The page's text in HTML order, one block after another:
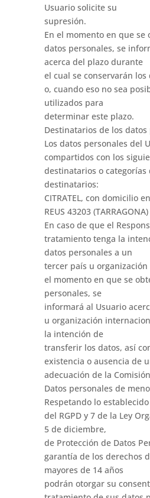
Usuario solicite su
supresión.
En el momento en que se
datos personales, se
acerca del plazo durante
el cual se conservarán los
o, cuando eso no sea
utilizados para
determinar este plazo.
Destinatarios de los datos
Los datos personales del
compartidos con los
destinatarios o categorías
destinatarios:
CITRATEL, con domicilio
REUS 43203 (TARRAGONA)
En caso de que el
tratamiento tenga la
datos personales a un
tercer país u
el momento en que se
personales, se
informará al Usuario
u organización
la intención de
transferir los datos, así
existencia o ausencia de
adecuación de la
Datos personales de
Respetando lo
del RGPD y 7 de la Ley
5 de diciembre,
de Protección de Datos
garantía de los derechos
mayores de 14 años
podrán otorgar su